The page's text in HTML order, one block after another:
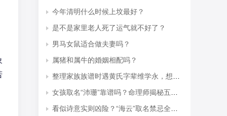
今年清明什么时候上坟最好？
是不是家里老人死了运气就不好了？
男马女鼠适合做夫妻吗？
属猪和属牛的婚姻相配吗？
整理家族族谱时遇黄氏字辈维学永，想知道后续接续的是什么字辈？
女孩取名“沛珊”靠谱吗？命理师揭秘五行隐患与适配命格
看似诗意实则凶险？“海云”取名禁忌全解析